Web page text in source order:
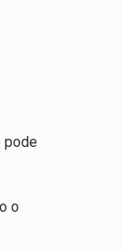
pode
o